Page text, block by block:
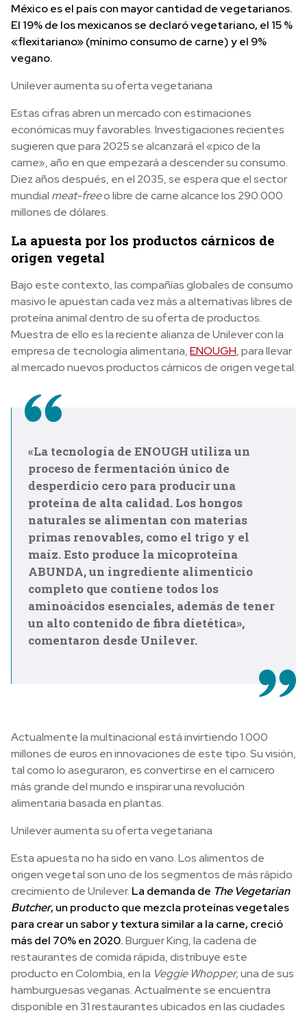
México es el país con mayor cantidad de vegetarianos.
El 19% de los mexicanos se declaró vegetariano, el 15 %
«flexitariano» (mínimo consumo de carne) y el 9%
vegano.
Unilever aumenta su oferta vegetariana
Estas cifras abren un mercado con estimaciones
económicas muy favorables. Investigaciones recientes
sugieren que para 2025 se alcanzará el «pico de la
carne», año en que empezará a descender su consumo.
Diez años después, en el 2035, se espera que el sector
mundial meat-freeo libre de carne alcance los 290.000
millones de dólares.
La apuesta por los productos cárnicos de
origen vegetal
Bajo este contexto, las compañías globales de consumo
masivo le apuestan cada vez más a alternativas libres de
proteína animal dentro de su oferta de productos.
Muestra de ello es la reciente alianza de Unilever con la
empresa de tecnología alimentaria,ENOUGH, para llevar
al mercado nuevos productos cárnicos de origen vegetal.
«La tecnología de ENOUGH utiliza un
proceso de fermentación único de
desperdicio cero para producir una
proteína de alta calidad. Los hongos
naturales se alimentan con materias
primas renovables, como el trigo y el
maíz. Esto produce la micoproteína
ABUNDA, un ingrediente alimenticio
completo que contiene todos los
aminoácidos esenciales, además de tener
un alto contenido de fibra dietética»,
comentaron desde Unilever.
Actualmente la multinacional está invirtiendo 1.000
millones de euros en innovaciones de este tipo. Su visión,
tal como lo aseguraron, es convertirse en el carnicero
más grande del mundo e inspirar una revolución
alimentaria basada en plantas.
Unilever aumenta su oferta vegetariana
Esta apuesta no ha sido en vano. Los alimentos de
origen vegetal son uno de los segmentos de más rápido
crecimiento de Unilever. La demanda de The Vegetarian
Butcher, un producto que mezcla proteínas vegetales
para crear un sabor y textura similar a la carne, creció
más del 70% en 2020.Burguer King, la cadena de
restaurantes de comida rápida, distribuye este
producto en Colombia, en la Veggie Whopper,una de sus
hamburguesas veganas. Actualmente se encuentra
disponible en 31 restaurantes ubicados en las ciudades